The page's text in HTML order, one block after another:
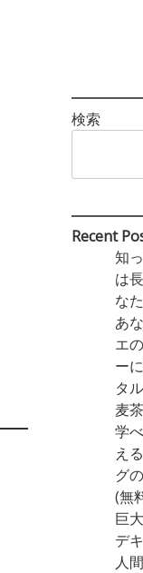
検索
Recent
知
は
な
あ
エ
ー
タ
麦
学
え
グ
(無
巨
デ
人